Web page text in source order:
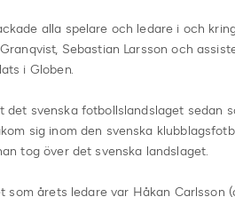
alla spelare och ledare i och
Sebastian Larsson och
i Globen.
det svenska fotbollslandslaget sedan
sig inom den svenska
tog över det svenska landslaget.
som årets ledare var Håkan Carlsson